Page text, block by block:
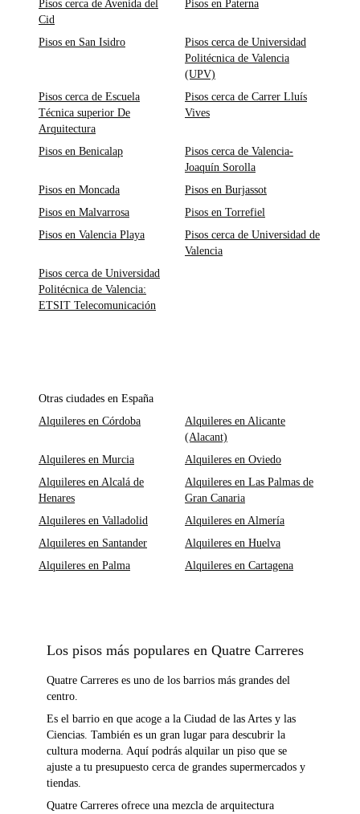
Pisos cerca de Avenida del
Cid
Pisos en Paterna
Pisos en San Isidro
Pisos cerca de Universidad
Politécnica de Valencia
(UPV)
Pisos cerca de Escuela
Técnica superior De
Arquitectura
Pisos cerca de Carrer Lluís
Vives
Pisos en Benicalap
Pisos cerca de Valencia-
Joaquín Sorolla
Pisos en Moncada
Pisos en Burjassot
Pisos en Malvarrosa
Pisos en Torrefiel
Pisos en Valencia Playa
Pisos cerca de Universidad de
Valencia
Pisos cerca de Universidad
Politécnica de Valencia:
ETSIT Telecomunicación
Otras ciudades en España
Alquileres en Córdoba
Alquileres en Alicante
(Alacant)
Alquileres en Murcia
Alquileres en Oviedo
Alquileres en Alcalá de
Henares
Alquileres en Las Palmas de
Gran Canaria
Alquileres en Valladolid
Alquileres en Almería
Alquileres en Santander
Alquileres en Huelva
Alquileres en Palma
Alquileres en Cartagena
Los pisos más populares en Quatre Carreres
Quatre Carreres es uno de los barrios más grandes del
centro.
Es el barrio en que acoge a la Ciudad de las Artes y las
Ciencias. También es un gran lugar para descubrir la
cultura moderna. Aquí podrás alquilar un piso que se
ajuste a tu presupuesto cerca de grandes supermercados y
tiendas.
Quatre Carreres ofrece una mezcla de arquitectura